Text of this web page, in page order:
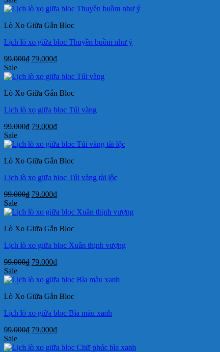
là:
tại
79.000₫.
Lò Xo Giữa Gắn Bloc
Lịch lò xo giữa bloc Thuyền buồm như ý
99.000₫ Giá
là:
79.000₫Giá
tại
79.000₫.
Sale
Lò Xo Giữa Gắn Bloc
Lịch lò xo giữa bloc Túi vàng
99.000₫ Giá
là:
79.000₫Giá
tại
79.000₫.
Sale
Lò Xo Giữa Gắn Bloc
Lịch lò xo giữa bloc Túi vàng tài lộc
99.000₫ Giá
là:
79.000₫Giá
tại
79.000₫.
Sale
Lò Xo Giữa Gắn Bloc
Lịch lò xo giữa bloc Xuân thịnh vượng
99.000₫ Giá
là:
79.000₫Giá
tại
79.000₫.
Sale
Lò Xo Giữa Gắn Bloc
Lịch lò xo giữa bloc Bìa màu xanh
99.000₫ Giá
là:
79.000₫Giá
tại
Sale